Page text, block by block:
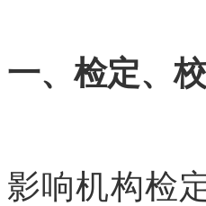
一、检定、
影响机构检